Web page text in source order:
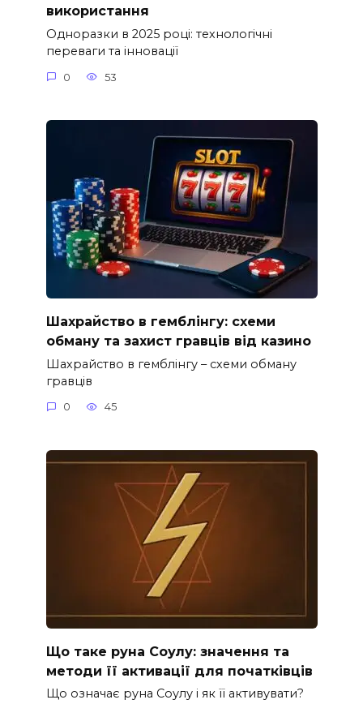
використання
Одноразки в 2025 році: технологічні
переваги та інновації
0 53
Шахрайство в гемблінгу: схеми
обману та захист гравців від казино
Шахрайство в гемблінгу – схеми обману
гравців
0 45
Що таке руна Соулу: значення та
методи її активації для початківців
Що означає руна Соулу і як її активувати?